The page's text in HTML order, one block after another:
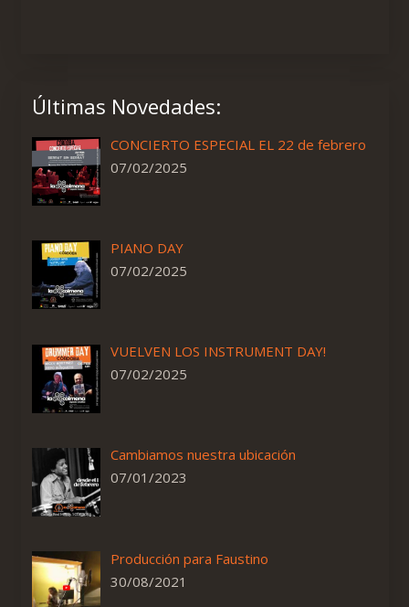
Últimas Novedades:
CONCIERTO ESPECIAL EL 22 de febrero
07/02/2025
PIANO DAY
07/02/2025
VUELVEN LOS INSTRUMENT DAY!
07/02/2025
Cambiamos nuestra ubicación
07/01/2023
Producción para Faustino
30/08/2021